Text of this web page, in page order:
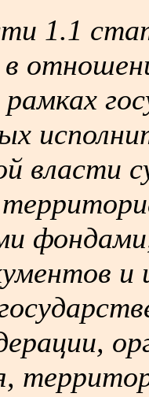
1.1
в
власти
фондами,
и